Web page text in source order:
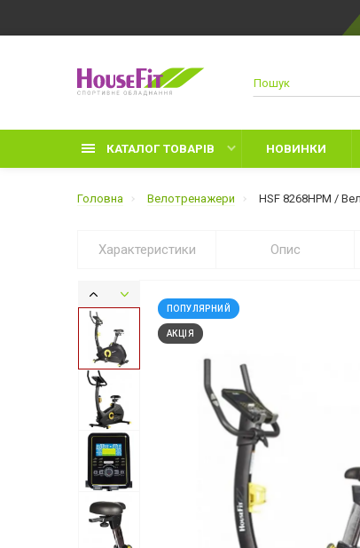
КАТАЛОГ ТОВАРІВ НОВИНКИ
Головна Велотренажери HSF 8268HPM /
Характеристики Опис
ПОПУЛЯРНИЙ
АКЦІЯ